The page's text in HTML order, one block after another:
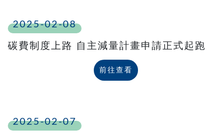
2025-02-08
碳費制度上路 自主減量計畫申請正式起跑
前往查看
2025-02-07